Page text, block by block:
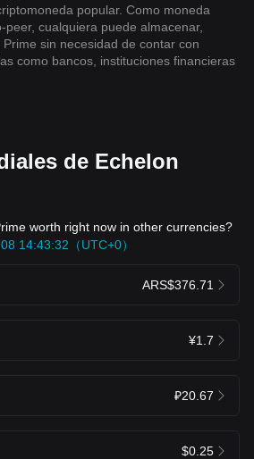
popular. Como moneda
cualquiera puede almacenar,
sin necesidad de contar con
como bancos, instituciones financieras
de Echelon
worth right now in other currencies?
14:43:32（UTC+0）
ARS$376.71
¥1.7
₽20.67
$0.25